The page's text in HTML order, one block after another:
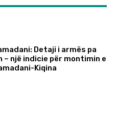
Detaji i armës pa
– një indicie për montimin e
Kiqina